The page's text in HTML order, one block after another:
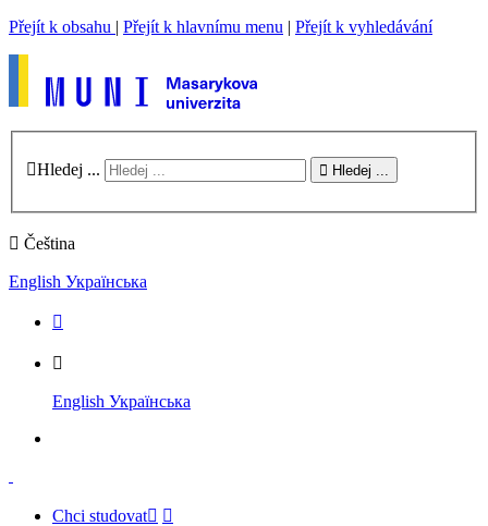
Přejít k obsahu | Přejít k hlavnímu menu | Přejít k vyhledávání
Hledej ... Hledej ...
Čeština
English Українська
English Українська
Chci studovat